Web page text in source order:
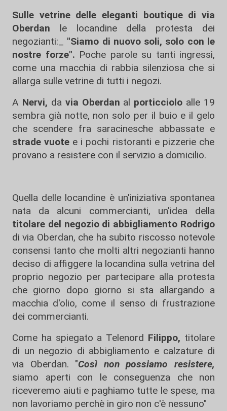
Sulle vetrine delle eleganti boutique di via
Oberdan le locandine della protesta dei
negozianti:_ "Siamo di nuovo soli, solo con le
nostre forze". Poche parole su tanti ingressi,
come una macchia di rabbia silenziosa che si
allarga sulle vetrine di tutti i negozi.
A Nervi, da via Oberdan al porticciolo alle 19
sembra già notte, non solo per il buio e il gelo
che scendere fra saracinesche abbassate e
strade vuote e i pochi ristoranti e pizzerie che
provano a resistere con il servizio a domicilio.
Quella delle locandine è un'iniziativa spontanea
nata da alcuni commercianti, un'idea della
titolare del negozio di abbigliamento Rodrigo
di via Oberdan, che ha subito riscosso notevole
consensi tanto che molti altri negozianti hanno
deciso di affiggere la locandina sulla vetrina del
proprio negozio per partecipare alla protesta
che giorno dopo giorno si sta allargando a
macchia d'olio, come il senso di frustrazione
dei commercianti.
Come ha spiegato a Telenord Filippo, titolare
di un negozio di abbigliamento e calzature di
via Oberdan. "Così non possiamo resistere,
siamo aperti con le conseguenza che non
riceveremo aiuti e paghiamo tutte le spese, ma
non lavoriamo perchè in giro non c'è nessuno"